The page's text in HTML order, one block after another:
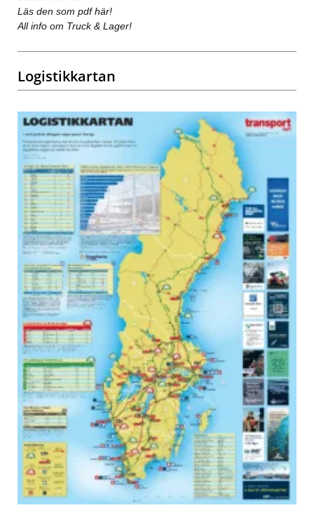
Läs den som pdf här!
All info om Truck & Lager!
Logistikkartan